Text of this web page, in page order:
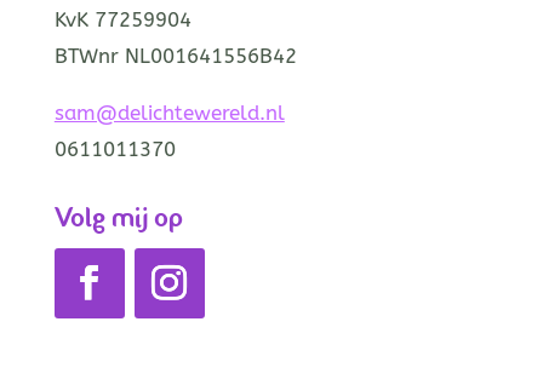
KvK 77259904
BTWnr NL001641556B42
sam@delichtewereld.nl
0611011370
Volg mij op